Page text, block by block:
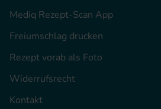
Mediq Rezept-Scan App
Freiumschlag drucken
Rezept vorab als Foto
Widerrufsrecht
Kontakt